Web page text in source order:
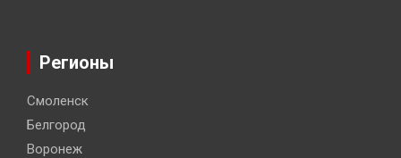
Регионы
Смоленск
Белгород
Воронеж